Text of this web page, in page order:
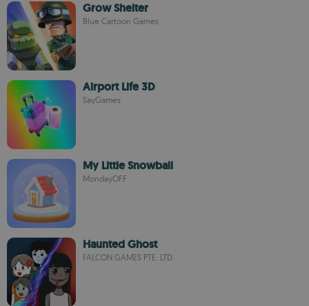
Grow Shelter
Blue Cartoon Games
Airport Life 3D
SayGames
My Little Snowball
MondayOFF
Haunted Ghost
FALCON GAMES PTE. LTD.